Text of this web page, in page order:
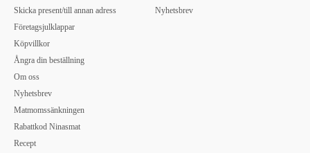
Skicka present/till annan adress
Företagsjulklappar
Köpvillkor
Ångra din beställning
Om oss
Nyhetsbrev
Matmomssänkningen
Rabattkod Ninasmat
Recept
Nyhetsbrev